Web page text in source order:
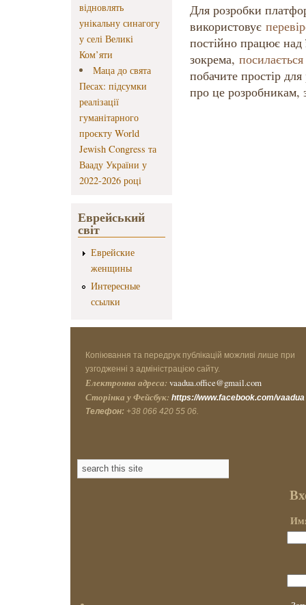
відновлять
унікальну синагогу
у селі Великі
Ком’яти
Маца до свята
Песах: підсумки
реалізації
гуманітарного
проєкту World
Jewish Congress та
Вааду України у
2022-2026 році
Еврейський
світ
Еврейские
женщины
Интересные
ссылки
Для розробки
використовує
постійно працює
зокрема, посилається
побачите простір
про це
Копіювання та передрук публікацій можливі лише при
узгодженні з адміністрацією сайту.
Електронна адреса: vaadua.office@gmail.com
Сторінка у Фейсбук: https://www.facebook.com/vaadua
Телефон: +38 066 420 55 06.